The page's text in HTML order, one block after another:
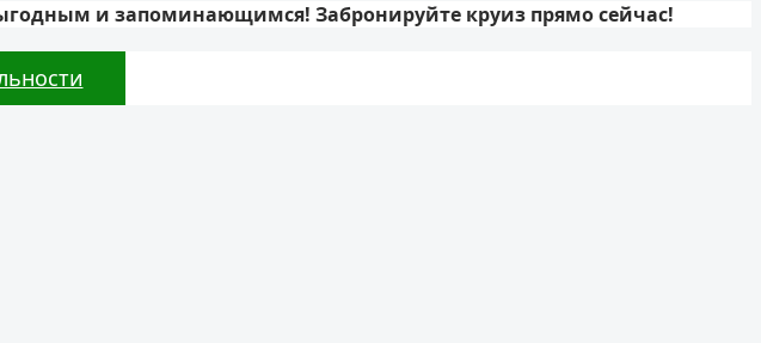
и запоминающимся! Забронируйте круиз прямо сейчас!